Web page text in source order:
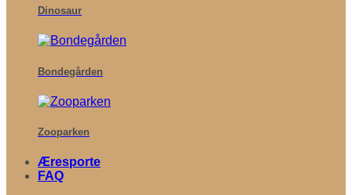
Dinosaur
Bondegården
Zooparken
Æresporte
FAQ